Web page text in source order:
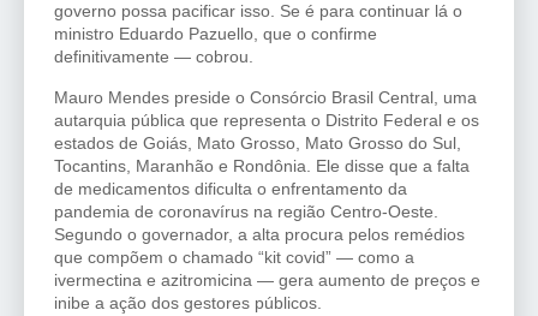
governo possa pacificar isso. Se é para continuar lá o
ministro Eduardo Pazuello, que o confirme
definitivamente — cobrou.
Mauro Mendes preside o Consórcio Brasil Central, uma
autarquia pública que representa o Distrito Federal e os
estados de Goiás, Mato Grosso, Mato Grosso do Sul,
Tocantins, Maranhão e Rondônia. Ele disse que a falta
de medicamentos dificulta o enfrentamento da
pandemia de coronavírus na região Centro-Oeste.
Segundo o governador, a alta procura pelos remédios
que compõem o chamado “kit covid” — como a
ivermectina e azitromicina — gera aumento de preços e
inibe a ação dos gestores públicos.